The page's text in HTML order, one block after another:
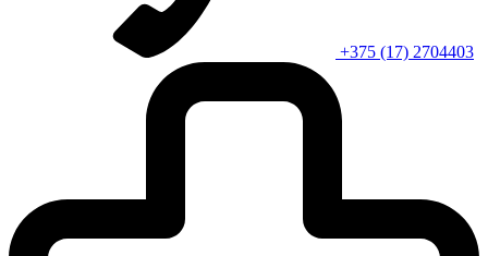
+375 (17) 2704403